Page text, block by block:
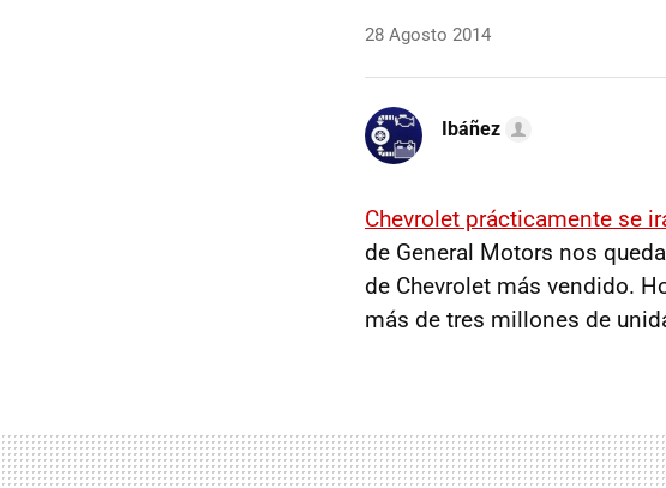
28 Agosto 2014
Ibáñez
Chevrolet prácticamente se
de General Motors nos
de Chevrolet más vendido.
más de tres millones de